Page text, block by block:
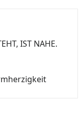
IST NAHE.